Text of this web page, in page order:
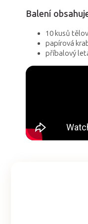
Balení
10 kusů
papírová
příbalový